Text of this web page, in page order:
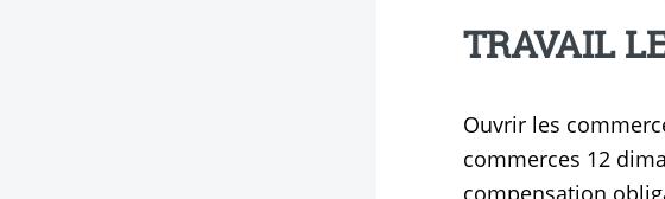
TRAVAIL
Ouvrir les commerces jusqu’à 12
commerces 12
compensation